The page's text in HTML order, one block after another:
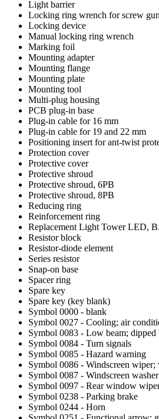
Light barrier
Locking ring wrench for screw gun
Locking device
Manual locking ring wrench
Marking foil
Mounting adapter
Mounting flange
Mounting plate
Mounting tool
Multi-plug housing
PCB plug-in base
Plug-in cable for 16 mm
Plug-in cable for 19 and 22 mm
Positioning insert for ant-twist
Protection cover
Protective cover
Protective shroud
Protective shroud, 6PB
Protective shroud, 8PB
Reducing ring
Reinforcement ring
Replacement Light Tower LED,
Resistor block
Resistor-diode element
Series resistor
Snap-on base
Spacer ring
Spare key
Spare key (key blank)
Symbol 0000 - blank
Symbol 0027 - Cooling; air
Symbol 0083 - Low beam; dipped
Symbol 0084 - Turn signals
Symbol 0085 - Hazard warning
Symbol 0086 - Windscreen
Symbol 0087 - Windscreen
Symbol 0097 - Rear window
Symbol 0238 - Parking brake
Symbol 0244 - Horn